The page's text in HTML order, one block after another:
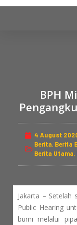
BPH
4 August
Berita, Berita
Berita Utama,
Jakarta – Setelah
Public Hearing
bumi melalui